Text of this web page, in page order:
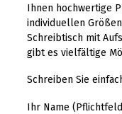
Ihnen hochwertige
individuellen
Schreibtisch mit
gibt es vielfältige
Schreiben Sie
Ihr Name